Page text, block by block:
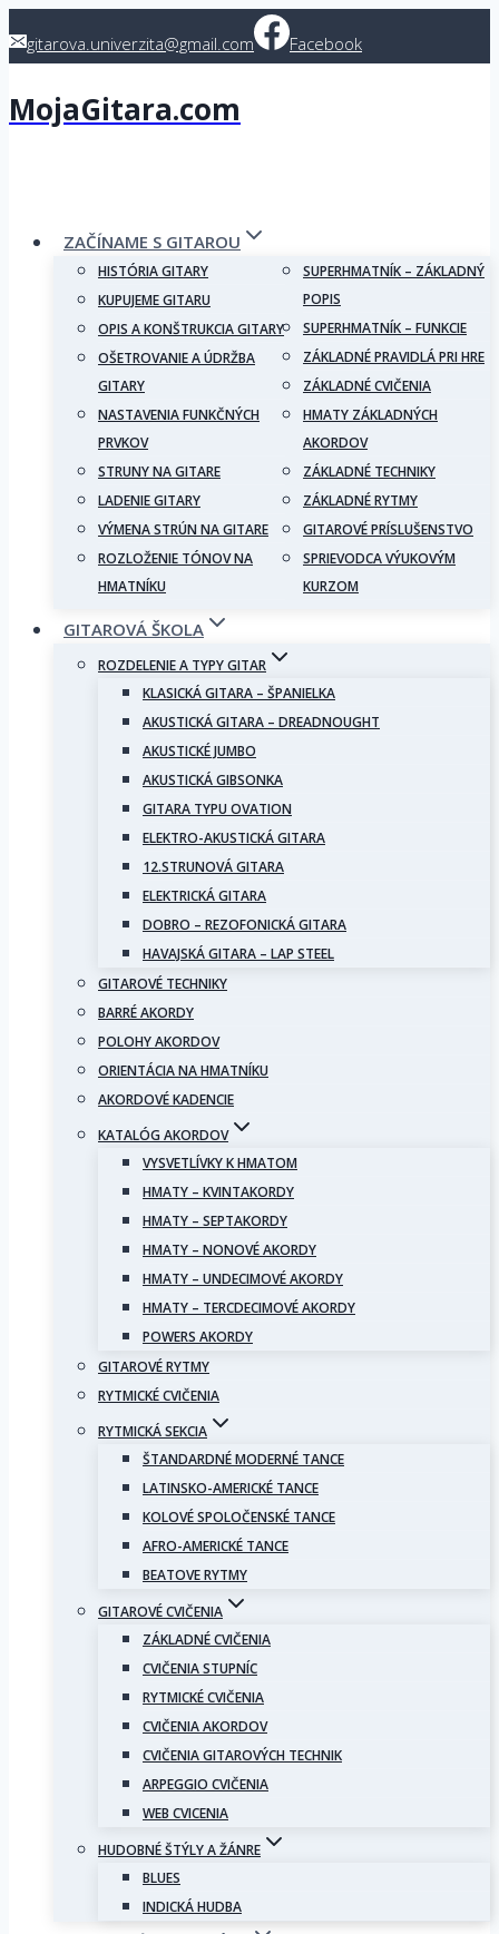
togitarova.univerzita@gmail.com Facebook
MojaGitara.com
ZAČÍNAME S GITAROU
HISTÓRIA GITARY
KUPUJEME GITARU
OPIS A KONŠTRUKCIA GITARY
OŠETROVANIE A ÚDRŽBA
GITARY
NASTAVENIA FUNKČNÝCH
PRVKOV
STRUNY NA GITARE
LADENIE GITARY
VÝMENA STRÚN NA GITARE
ROZLOŽENIE TÓNOV NA
HMATNÍKU
SUPERHMATNÍK – ZÁKLADNÝ
POPIS
SUPERHMATNÍK – FUNKCIE
ZÁKLADNÉ PRAVIDLÁ PRI HRE
ZÁKLADNÉ CVIČENIA
HMATY ZÁKLADNÝCH
AKORDOV
ZÁKLADNÉ TECHNIKY
ZÁKLADNÉ RYTMY
GITAROVÉ PRÍSLUŠENSTVO
SPRIEVODCA VÝUKOVÝM
KURZOM
GITAROVÁ ŠKOLA
ROZDELENIE A TYPY GITAR
KLASICKÁ GITARA – ŠPANIELKA
AKUSTICKÁ GITARA – DREADNOUGHT
AKUSTICKÉ JUMBO
AKUSTICKÁ GIBSONKA
GITARA TYPU OVATION
ELEKTRO-AKUSTICKÁ GITARA
12.STRUNOVÁ GITARA
ELEKTRICKÁ GITARA
DOBRO – REZOFONICKÁ GITARA
HAVAJSKÁ GITARA – LAP STEEL
GITAROVÉ TECHNIKY
BARRÉ AKORDY
POLOHY AKORDOV
ORIENTÁCIA NA HMATNÍKU
AKORDOVÉ KADENCIE
KATALÓG AKORDOV
VYSVETLÍVKY K HMATOM
HMATY – KVINTAKORDY
HMATY – SEPTAKORDY
HMATY – NONOVÉ AKORDY
HMATY – UNDECIMOVÉ AKORDY
HMATY – TERCDECIMOVÉ AKORDY
POWERS AKORDY
GITAROVÉ RYTMY
RYTMICKÉ CVIČENIA
RYTMICKÁ SEKCIA
ŠTANDARDNÉ MODERNÉ TANCE
LATINSKO-AMERICKÉ TANCE
KOLOVÉ SPOLOČENSKÉ TANCE
AFRO-AMERICKÉ TANCE
BEATOVE RYTMY
GITAROVÉ CVIČENIA
ZÁKLADNÉ CVIČENIA
CVIČENIA STUPNÍC
RYTMICKÉ CVIČENIA
CVIČENIA AKORDOV
CVIČENIA GITAROVÝCH TECHNIK
ARPEGGIO CVIČENIA
WEB CVICENIA
HUDOBNÉ ŠTÝLY A ŽÁNRE
BLUES
INDICKÁ HUDBA